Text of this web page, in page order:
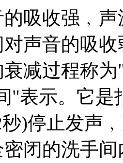
的吸收强﹐
对声音的吸
衰减过程称
"表示。它是
)停止发声
闭的洗手